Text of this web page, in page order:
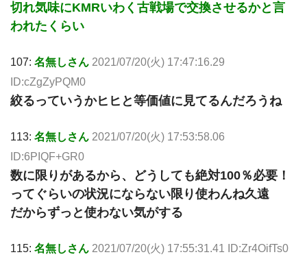
切れ気味にKMRいわく古戦場で交換させるかと言
われたくらい
107: 名無しさん 2021/07/20(火) 17:47:16.29
ID:cZgZyPQM0
絞るっていうかヒヒと等価値に見てるんだろうね
113: 名無しさん 2021/07/20(火) 17:53:58.06
ID:6PIQF+GR0
数に限りがあるから、どうしても絶対100％必要！
ってぐらいの状況にならない限り使わんね久遠
だからずっと使わない気がする
115: 名無しさん 2021/07/20(火) 17:55:31.41 ID:Zr4OifTs0